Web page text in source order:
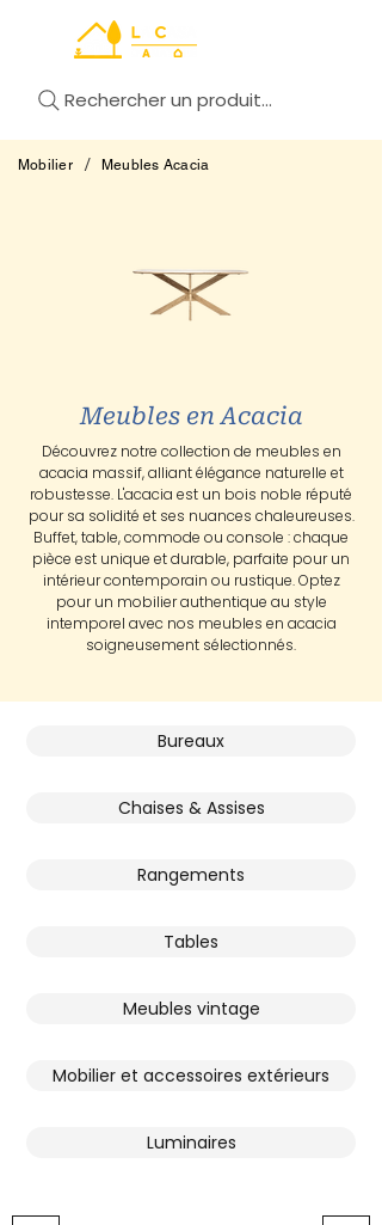
Rechercher un produit...
Mobilier / Meubles Acacia
Meubles en Acacia
Découvrez notre collection de meubles en
acacia massif, alliant élégance naturelle et
robustesse. L'acacia est un bois noble réputé
pour sa solidité et ses nuances chaleureuses.
Buffet, table, commode ou console : chaque
pièce est unique et durable, parfaite pour un
intérieur contemporain ou rustique. Optez
pour un mobilier authentique au style
intemporel avec nos meubles en acacia
soigneusement sélectionnés.
Bureaux
Chaises & Assises
Rangements
Tables
Meubles vintage
Mobilier et accessoires extérieurs
Luminaires